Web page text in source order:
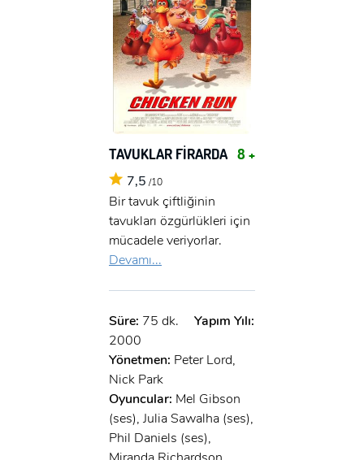
TAVUKLAR FİRARDA 8 +
7,5 /10
Bir tavuk çiftliğinin
tavukları özgürlükleri için
mücadele veriyorlar.
Devamı...
Süre: 75 dk.
Yapım Yılı:
2000
Yönetmen: Peter Lord,
Nick Park
Oyuncular: Mel Gibson
(ses), Julia Sawalha (ses),
Phil Daniels (ses),